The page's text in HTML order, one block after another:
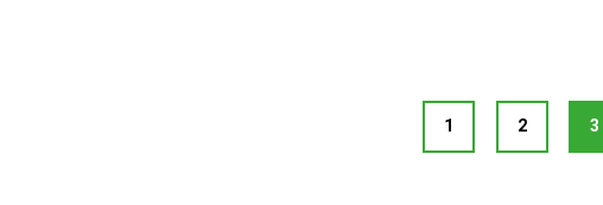
1 2 3